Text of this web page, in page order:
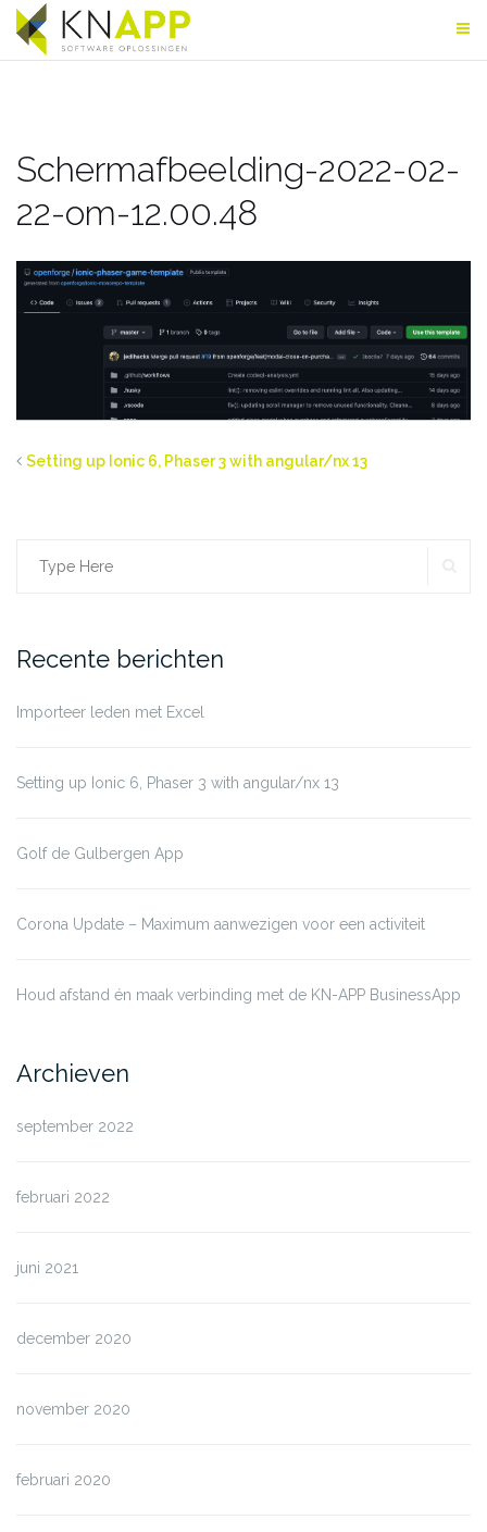
Skip
content
Schermafbeelding-2022-02-
22-om-12.00.48
Setting up Ionic 6, Phaser 3 with angular/nx 13
Search
Recente berichten
Importeer leden met Excel
Setting up Ionic 6, Phaser 3 with angular/nx 13
Golf de Gulbergen App
Corona Update – Maximum aanwezigen voor een activiteit
Houd afstand én maak verbinding met de KN-APP BusinessApp
Archieven
september 2022
februari 2022
juni 2021
december 2020
november 2020
februari 2020